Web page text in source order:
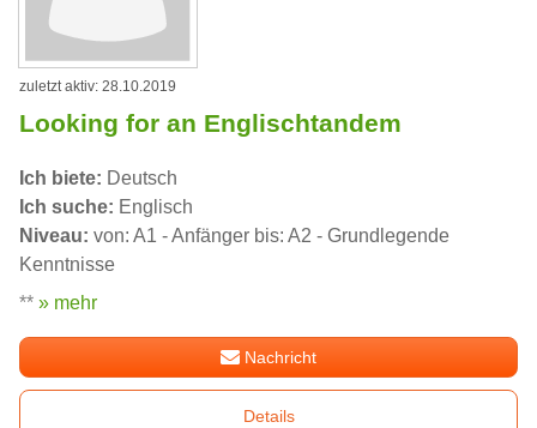
zuletzt aktiv: 28.10.2019
Looking for an Englischtandem
Ich biete: Deutsch
Ich suche: Englisch
Niveau: von: A1 - Anfänger bis: A2 - Grundlegende
Kenntnisse
** » mehr
Nachricht
Details